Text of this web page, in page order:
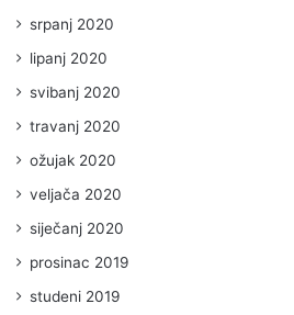
srpanj 2020
lipanj 2020
svibanj 2020
travanj 2020
ožujak 2020
veljača 2020
siječanj 2020
prosinac 2019
studeni 2019